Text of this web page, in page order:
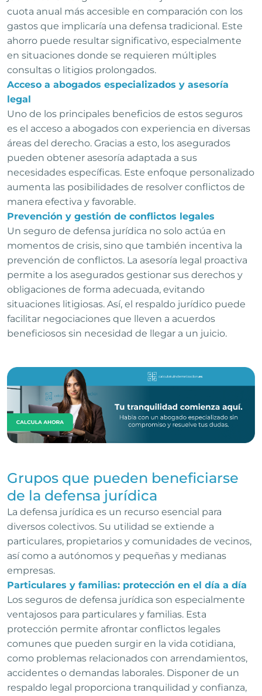
cuota anual más accesible en comparación con los
gastos que implicaría una defensa tradicional. Este
ahorro puede resultar significativo, especialmente
en situaciones donde se requieren múltiples
consultas o litigios prolongados.
Acceso a abogados especializados y asesoría
legal
Uno de los principales beneficios de estos seguros
es el acceso a abogados con experiencia en diversas
áreas del derecho. Gracias a esto, los asegurados
pueden obtener asesoría adaptada a sus
necesidades específicas. Este enfoque personalizado
aumenta las posibilidades de resolver conflictos de
manera efectiva y favorable.
Prevención y gestión de conflictos legales
Un seguro de defensa jurídica no solo actúa en
momentos de crisis, sino que también incentiva la
prevención de conflictos. La asesoría legal proactiva
permite a los asegurados gestionar sus derechos y
obligaciones de forma adecuada, evitando
situaciones litigiosas. Así, el respaldo jurídico puede
facilitar negociaciones que lleven a acuerdos
beneficiosos sin necesidad de llegar a un juicio.
Grupos que pueden beneficiarse
de la defensa jurídica
La defensa jurídica es un recurso esencial para
diversos colectivos. Su utilidad se extiende a
particulares, propietarios y comunidades de vecinos,
así como a autónomos y pequeñas y medianas
empresas.
Particulares y familias: protección en el día a día
Los seguros de defensa jurídica son especialmente
ventajosos para particulares y familias. Esta
protección permite afrontar conflictos legales
comunes que pueden surgir en la vida cotidiana,
como problemas relacionados con arrendamientos,
accidentes o demandas laborales. Disponer de un
respaldo legal proporciona tranquilidad y confianza,